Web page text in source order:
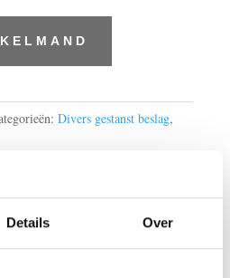
Details Over
Divers gestanst beslag,